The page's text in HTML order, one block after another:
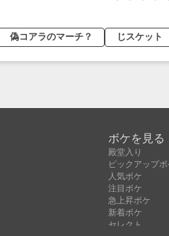
偽コアラのマーチ？ じスケット
ボケを見る
殿堂入り
ピックアップボ
人気ボケ
注目ボケ
急上昇ボケ
新着ボケ
セレクト